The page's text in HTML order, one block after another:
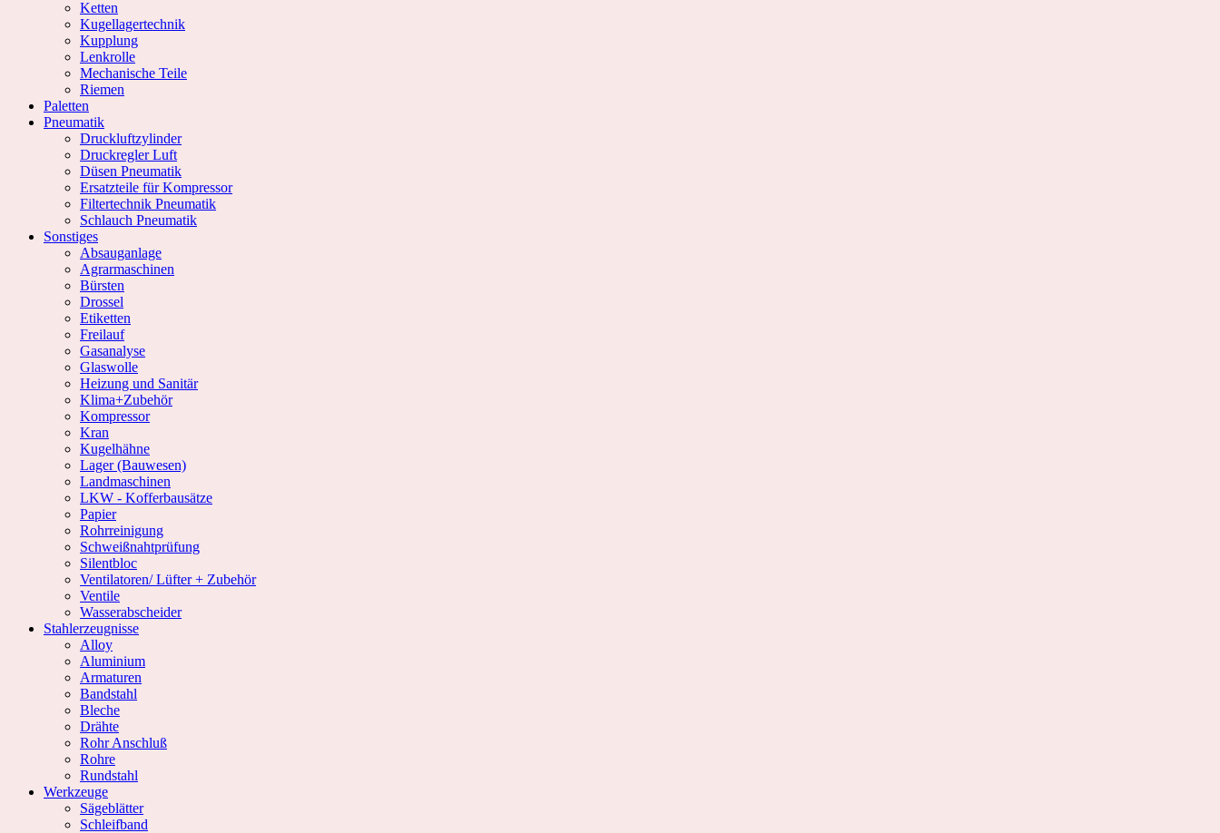
Ketten
Kugellagertechnik
Kupplung
Lenkrolle
Mechanische Teile
Riemen
Paletten
Pneumatik
Druckluftzylinder
Druckregler Luft
Düsen Pneumatik
Ersatzteile für Kompressor
Filtertechnik Pneumatik
Schlauch Pneumatik
Sonstiges
Absauganlage
Agrarmaschinen
Bürsten
Drossel
Etiketten
Freilauf
Gasanalyse
Glaswolle
Heizung und Sanitär
Klima+Zubehör
Kompressor
Kran
Kugelhähne
Lager (Bauwesen)
Landmaschinen
LKW - Kofferbausätze
Papier
Rohrreinigung
Schweißnahtprüfung
Silentbloc
Ventilatoren/ Lüfter + Zubehör
Ventile
Wasserabscheider
Stahlerzeugnisse
Alloy
Aluminium
Armaturen
Bandstahl
Bleche
Drähte
Rohr Anschluß
Rohre
Rundstahl
Werkzeuge
Sägeblätter
Schleifband